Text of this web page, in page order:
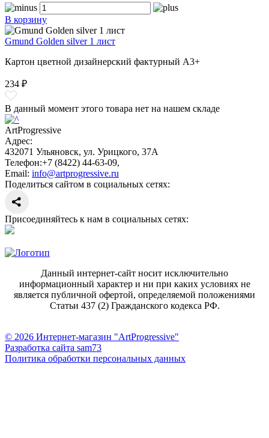
В корзину
Gmund Golden silver 1 лист
Картон цветной дизайнерский фактурный А3+
234 ₽
В данный момент этого товара нет на нашем складе
ArtProgressive
Адрес:
432071 Ульяновск, ул. Урицкого, 37А
Телефон:+7 (8422) 44-63-09,
Email: info@artprogressive.ru
Поделиться сайтом в социальных сетях:
Присоединяйтесь к нам в социальных сетях:
Данный интернет-сайт носит исключительно
информационный характер и ни при каких условиях не
является публичной офертой, определяемой положениями
Статьи 437 (2) Гражданского кодекса РФ.
© 2026 Интернет-магазин "ArtProgressive"
Разработка сайта sam73
Политика обработки персональных данных